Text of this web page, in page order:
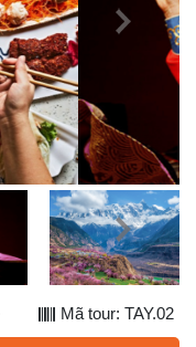
Next
Mã tour: TAY.02